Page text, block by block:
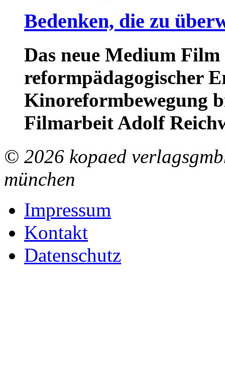
Bedenken, die zu
Das neue Medium
reformpädagogischer
Kinoreformbewegung
Filmarbeit Adolf
© 2026 kopaed
münchen
Impressum
Kontakt
Datenschutz